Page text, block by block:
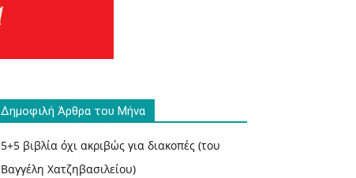
Δημοφιλή Άρθρα του Μήνα
5+5 βιβλία όχι ακριβώς για διακοπές (του
Βαγγέλη Χατζηβασιλείου)